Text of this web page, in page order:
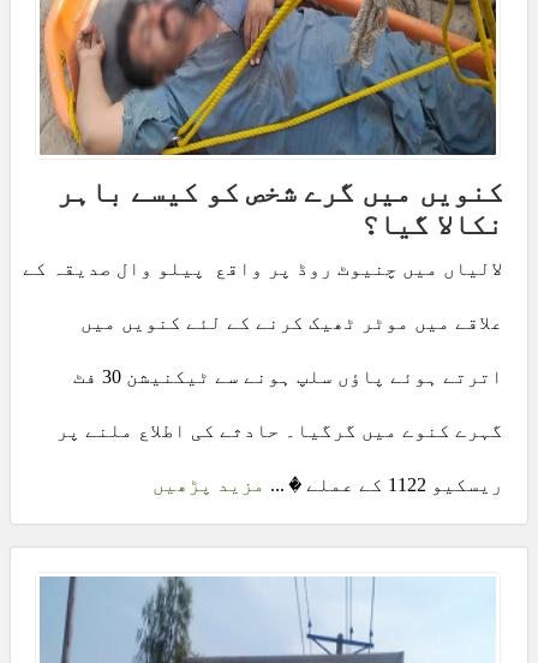
کنویں میں گرے شخص کو کیسے باہر
نکالا گیا؟
لالیاں میں چنیوٹ روڈ پر واقع پیلو وال صدیقہ کے
علاقے میں موٹر ٹھیک کرنے کے لئے کنویں میں
اترتے ہوئے پاؤں سلپ ہونے سے ٹیکنیشن 30 فٹ
گہرے کنوے میں گرگیا۔ حادثے کی اطلاع ملنے پر
ریسکیو 1122 کے عملے � ... مزید پڑھیں